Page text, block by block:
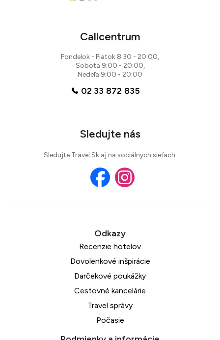
Callcentrum
Pondelok - Piatok 8:30 - 20:00,
Sobota 9:00 - 20:00,
Nedeľa 9:00 - 20:00
02 33 872 835
Sledujte nás
Sledujte Travel.Sk aj na sociálnych sieťach.
Recenzie hotelov
Dovolenkové inšpirácie
Darčekové poukážky
Cestovné kancelárie
Travel správy
Počasie